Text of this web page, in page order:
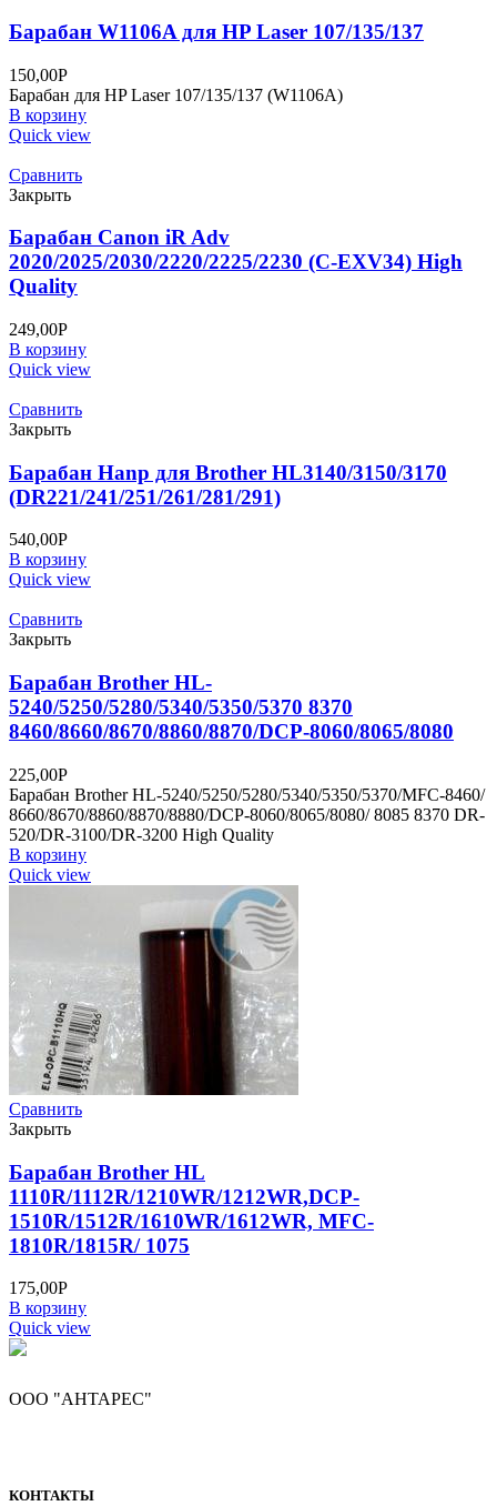
Барабан W1106A для HP Laser 107/135/137
150,00Р
Барабан для HP Laser 107/135/137 (W1106A)
В корзину
Quick view
Сравнить
Закрыть
Барабан Canon iR Adv
2020/2025/2030/2220/2225/2230 (C-EXV34) High
Quality
249,00Р
В корзину
Quick view
Сравнить
Закрыть
Барабан Hanp для Brother HL3140/3150/3170
(DR221/241/251/261/281/291)
540,00Р
В корзину
Quick view
Сравнить
Закрыть
Барабан Brother HL-
5240/5250/5280/5340/5350/5370 8370
8460/8660/8670/8860/8870/DCP-8060/8065/8080
225,00Р
Барабан Brother HL-5240/5250/5280/5340/5350/5370/MFC-8460/
8660/8670/8860/8870/8880/DCP-8060/8065/8080/ 8085 8370 DR-
520/DR-3100/DR-3200 High Quality
В корзину
Quick view
Сравнить
Закрыть
Барабан Brother HL
1110R/1112R/1210WR/1212WR,DCP-
1510R/1512R/1610WR/1612WR, MFC-
1810R/1815R/ 1075
175,00Р
В корзину
Quick view
ООО "АНТАРЕС"
КОНТАКТЫ